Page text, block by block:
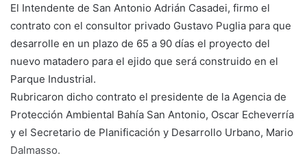
El Intendente de San Antonio Adrián Casadei, firmo el
contrato con el consultor privado Gustavo Puglia para que
desarrolle en un plazo de 65 a 90 días el proyecto del
nuevo matadero para el ejido que será construido en el
Parque Industrial.
Rubricaron dicho contrato el presidente de la Agencia de
Protección Ambiental Bahía San Antonio, Oscar Echeverría
y el Secretario de Planificación y Desarrollo Urbano, Mario
Dalmasso.